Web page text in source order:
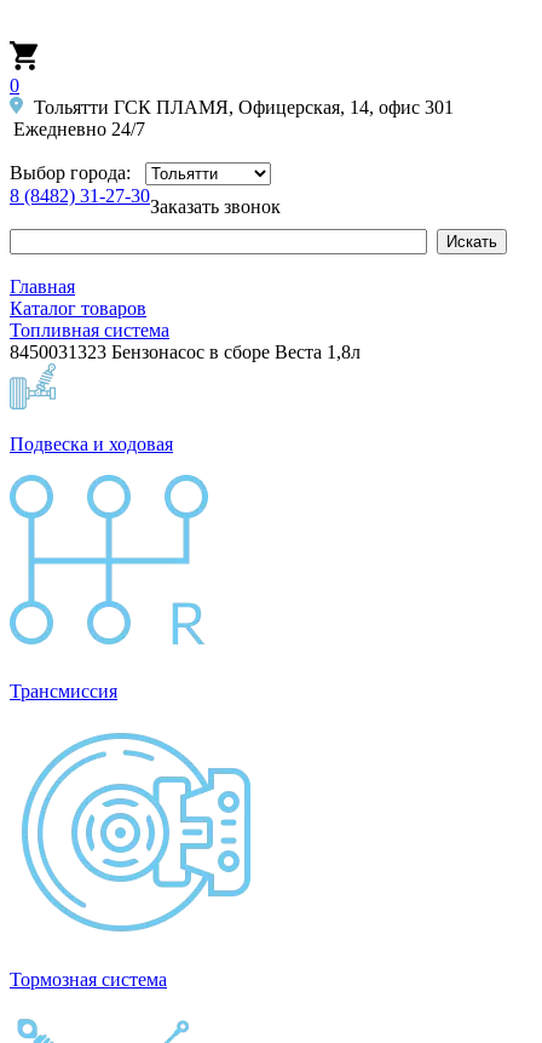
0
Тольятти ГСК ПЛАМЯ, Офицерская, 14, офис 301
Ежедневно 24/7
Выбор города:
8 (8482) 31-27-30
Заказать звонок
Главная
Каталог товаров
Топливная система
8450031323 Бензонасос в сборе Веста 1,8л
Подвеска и ходовая
Трансмиссия
Тормозная система